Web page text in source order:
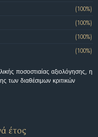
(100%)
(100%)
(100%)
(100%)
ποσοστιαίας αξιολόγησης, η
των διαθέσιμων κριτικών
έτος